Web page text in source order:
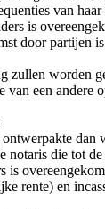
van
is
door partijen
zullen worden
een
die tot
rente) en